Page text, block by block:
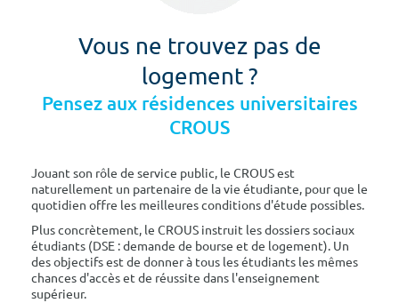
Vous ne trouvez pas de
logement ?
Pensez aux résidences universitaires
CROUS
Jouant son rôle de service public, le CROUS est
naturellement un partenaire de la vie étudiante, pour que le
quotidien offre les meilleures conditions d'étude possibles.
Plus concrètement, le CROUS instruit les dossiers sociaux
étudiants (DSE : demande de bourse et de logement). Un
des objectifs est de donner à tous les étudiants les mêmes
chances d'accès et de réussite dans l'enseignement
supérieur.